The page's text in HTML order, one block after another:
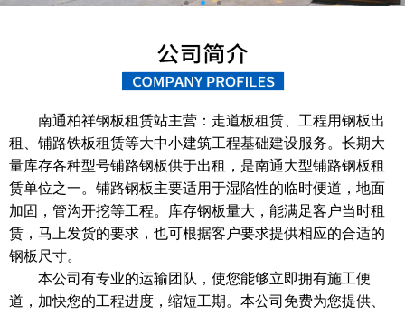
南通柏祥钢板租赁站主营：走道板租赁、工程用钢板出
租、铺路铁板租赁等大中小建筑工程基础建设服务。长期大
量库存各种型号铺路钢板供于出租，是南通大型铺路钢板租
赁单位之一。铺路钢板主要适用于湿陷性的临时便道，地面
加固，管沟开挖等工程。库存钢板量大，能满足客户当时租
赁，马上发货的要求，也可根据客户要求提供相应的合适的
钢板尺寸。
本公司有专业的运输团队，使您能够立即拥有施工便
道，加快您的工程进度，缩短工期。本公司免费为您提供、